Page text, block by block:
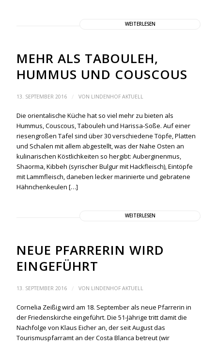
WEITERLESEN
MEHR ALS TABOULEH,
HUMMUS UND COUSCOUS
13. SEPTEMBER 2016 / VON LINDENHOF AKTUELL
Die orientalische Küche hat so viel mehr zu bieten als
Hummus, Couscous, Tabouleh und Harissa-Soße. Auf einer
riesengroßen Tafel sind über 30 verschiedene Töpfe, Platten
und Schalen mit allem abgestellt, was der Nahe Osten an
kulinarischen Köstlichkeiten so hergibt: Auberginenmus,
Shaorma, Kibbeh (syrischer Bulgur mit Hackfleisch), Eintöpfe
mit Lammfleisch, daneben lecker marinierte und gebratene
Hähnchenkeulen […]
WEITERLESEN
NEUE PFARRERIN WIRD
EINGEFÜHRT
13. SEPTEMBER 2016 / VON LINDENHOF AKTUELL
Cornelia Zeißig wird am 18. September als neue Pfarrerin in
der Friedenskirche eingeführt. Die 51-Jährige tritt damit die
Nachfolge von Klaus Eicher an, der seit August das
Tourismuspfarramt an der Costa Blanca betreut (wir